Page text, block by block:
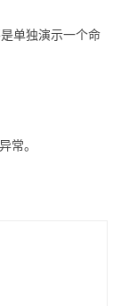
单独演示一个命
常。